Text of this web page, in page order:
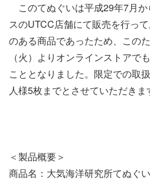
このてぬぐいは平成29年7月
スのUTCC店舗にて販売を行っ
のある商品であったため、この
（火）よりオンラインストアで
こととなりました。限定での取
人様5枚までとさせていただきま
＜製品概要＞
商品名：大気海洋研究所てぬぐい